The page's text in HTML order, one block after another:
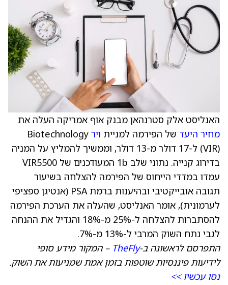
האנליסט אלק סטרנהאן מבנק אוף אמריקה העלה את
מחיר היעד של הפירמה למניית ויר
(VIR) ל-17 דולר מ-13 דולר, וממשיך להמליץ על המניה
בדירוג קנייה. נתוני שלב 1b המעודכנים של VIR5500
עמדו במדדי הייחוס של הפירמה להצלחה בשיעור
תגובה אובייקטיבי ובהיענות ברמת PSA (אנטיגן ספציפי
לערמונית), אומר האנליסט, שהעלה את הערכת הפירמה
להסתברות להצלחה ל-25% מ-18% והגדיל את ההנחה
לגבי נתח השוק המרבי ל-13% מ-7%.
התפרסם לראשונה ב-TheFly – המקור מידע סופי
לידיעות פיננסיות שוטפות בזמן אמת שמניעות את השוק.
נסו עכשיו >>